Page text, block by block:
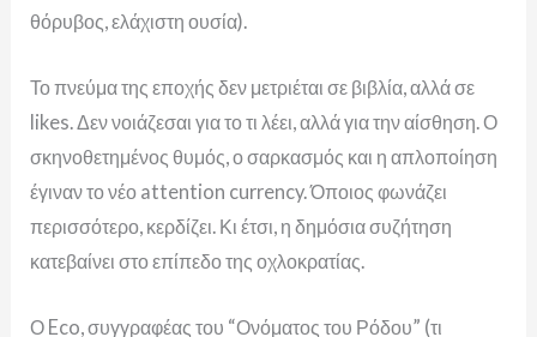
θόρυβος, ελάχιστη ουσία).
Το πνεύμα της εποχής δεν μετριέται σε βιβλία, αλλά σε
likes. Δεν νοιάζεσαι για το τι λέει, αλλά για την αίσθηση. Ο
σκηνοθετημένος θυμός, ο σαρκασμός και η απλοποίηση
έγιναν το νέο attention currency. Όποιος φωνάζει
περισσότερο, κερδίζει. Κι έτσι, η δημόσια συζήτηση
κατεβαίνει στο επίπεδο της οχλοκρατίας.
Ο Eco, συγγραφέας του “Ονόματος του Ρόδου” (τι